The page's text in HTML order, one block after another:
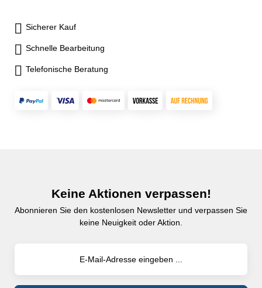
Sicherer Kauf
Schnelle Bearbeitung
Telefonische Beratung
Keine Aktionen verpassen!
Abonnieren Sie den kostenlosen Newsletter und verpassen Sie
keine Neuigkeit oder Aktion.